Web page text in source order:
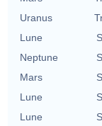
Uranus
Lune
Neptune
Mars
Lune
Lune